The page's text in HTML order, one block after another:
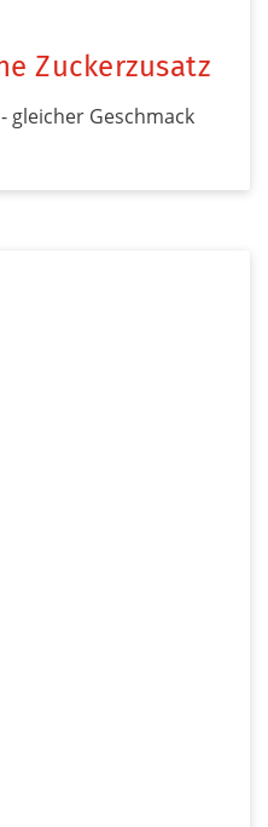
Zuckerzusatz
gleicher Geschmack